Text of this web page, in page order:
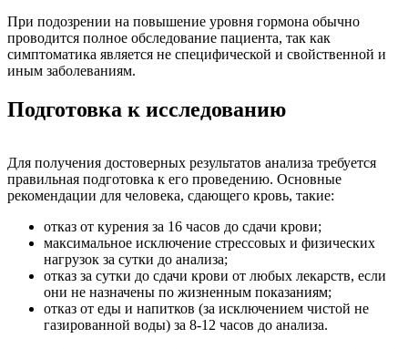
При подозрении на повышение уровня гормона обычно
проводится полное обследование пациента, так как
симптоматика является не специфической и свойственной и
иным заболеваниям.
Подготовка к исследованию
Для получения достоверных результатов анализа требуется
правильная подготовка к его проведению. Основные
рекомендации для человека, сдающего кровь, такие:
отказ от курения за 16 часов до сдачи крови;
максимальное исключение стрессовых и физических
нагрузок за сутки до анализа;
отказ за сутки до сдачи крови от любых лекарств, если
они не назначены по жизненным показаниям;
отказ от еды и напитков (за исключением чистой не
газированной воды) за 8-12 часов до анализа.